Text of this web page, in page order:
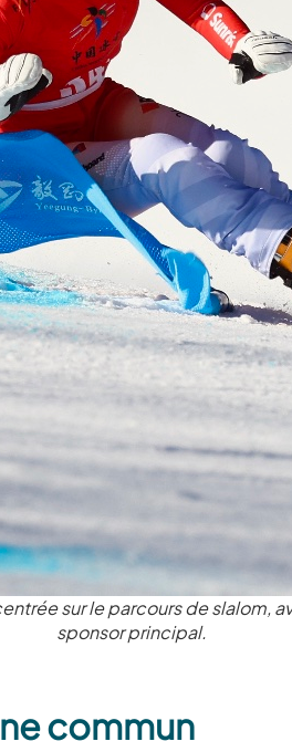
sur le parcours de slalom,
sponsor principal.
commun